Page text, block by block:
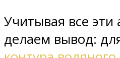
Учитывая все эти
делаем вывод: